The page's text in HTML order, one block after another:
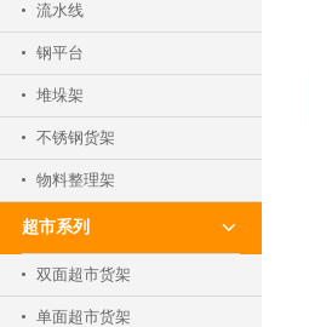
流水线
钢平台
堆垛架
不锈钢货架
物料整理架
超市系列
双面超市货架
单面超市货架